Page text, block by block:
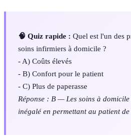
🧠 Quiz rapide : Quel est l'un des
soins infirmiers à domicile ?
- A) Coûts élevés
- B) Confort pour le patient
- C) Plus de paperasse
Réponse : B — Les soins à
inégalé en permettant au patient